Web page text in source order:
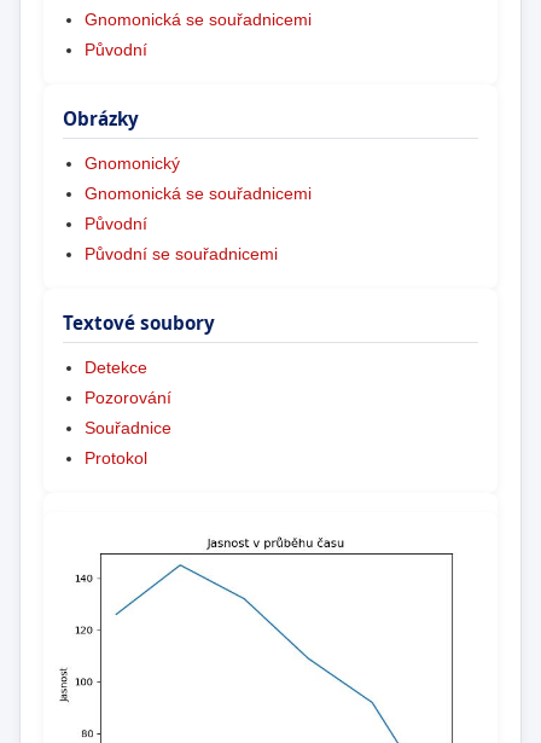
Gnomonická se souřadnicemi
Původní
Obrázky
Gnomonický
Gnomonická se souřadnicemi
Původní
Původní se souřadnicemi
Textové soubory
Detekce
Pozorování
Souřadnice
Protokol